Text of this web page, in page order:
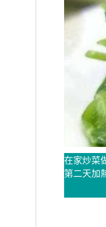
在家炒菜
第二天加